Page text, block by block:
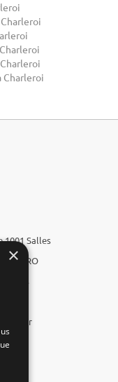
Charleroi
1001 Salles
PRO
×